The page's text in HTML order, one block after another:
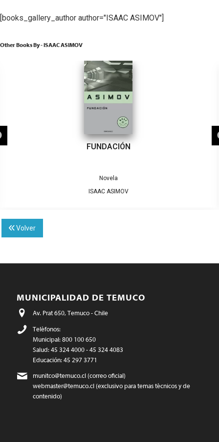
[books_gallery_author author="ISAAC ASIMOV"]
Other Books By - ISAAC ASIMOV
FUNDACIÓN
Novela
ISAAC ASIMOV
Volver
MUNICIPALIDAD DE TEMUCO
Av. Prat 650, Temuco - Chile
Teléfonos:
Municipal: 800 100 650
Salud: 45 324 4000 - 45 324 4083
Educación: 45 297 3771
munitco@temuco.cl(correo oficial)
webmaster@temuco.cl(exclusivo para temas técnicos y de
contenido)